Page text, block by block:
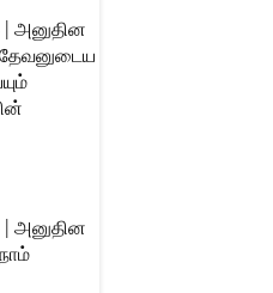
| அனுதின
| அனுதின